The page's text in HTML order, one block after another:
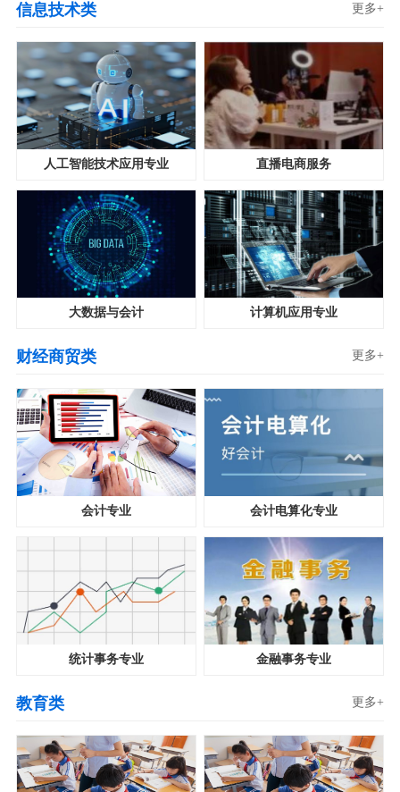
更多+
信息技术类
人工智能技术应用专业 直播电商服务
大数据与会计 计算机应用专业
更多+
财经商贸类
会计专业 会计电算化专业
统计事务专业 金融事务专业
更多+
教育类